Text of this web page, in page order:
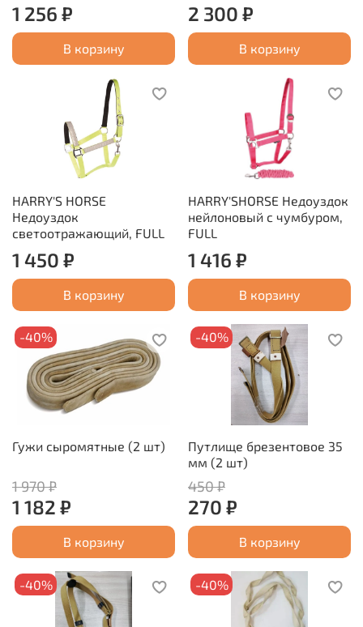
1 256 ₽
В корзину
2 300 ₽
В корзину
HARRY'S HORSE
Недоуздок
светоотражающий, FULL
1 450 ₽
В корзину
HARRY'SHORSE Недоуздок
нейлоновый с чумбуром,
FULL
1 416 ₽
В корзину
-40%
Гужи сыромятные (2 шт)
1 970 ₽
1 182 ₽
В корзину
-40%
Путлище брезентовое 35
мм (2 шт)
450 ₽
270 ₽
В корзину
-40% -40%